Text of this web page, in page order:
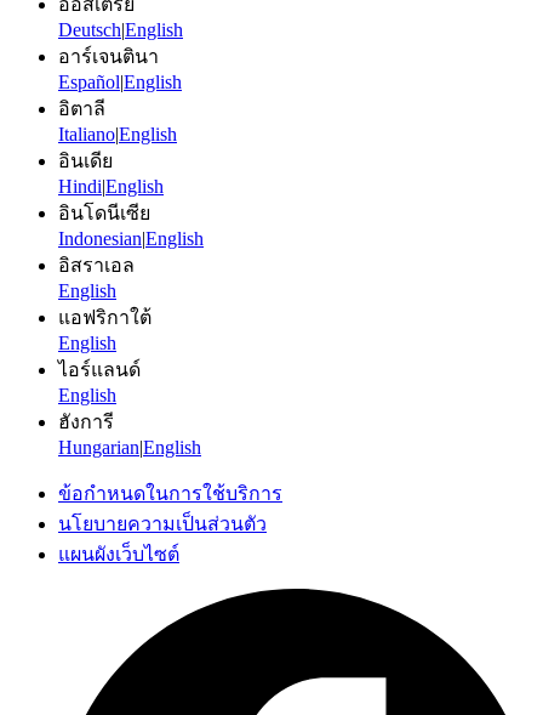
ออสเตรีย
Deutsch|English
อาร์เจนตินา
Español|English
อิตาลี
Italiano|English
อินเดีย
Hindi|English
อินโดนีเซีย
Indonesian|English
อิสราเอล
English
แอฟริกาใต้
English
ไอร์แลนด์
English
ฮังการี
Hungarian|English
ข้อกำหนดในการใช้บริการ
นโยบายความเป็นส่วนตัว
แผนผังเว็บไซต์